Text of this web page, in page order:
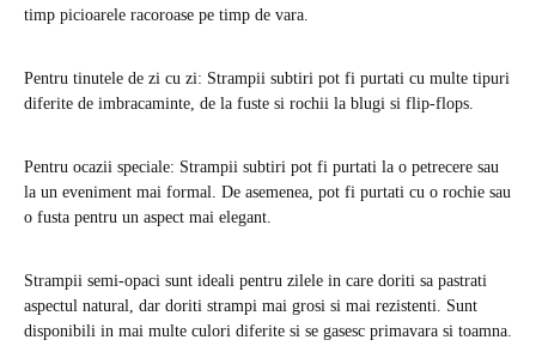
timp picioarele racoroase pe timp de vara.
Pentru tinutele de zi cu zi: Strampii subtiri pot fi purtati cu multe tipuri
diferite de imbracaminte, de la fuste si rochii la blugi si flip-flops.
Pentru ocazii speciale: Strampii subtiri pot fi purtati la o petrecere sau
la un eveniment mai formal. De asemenea, pot fi purtati cu o rochie sau
o fusta pentru un aspect mai elegant.
Strampii semi-opaci sunt ideali pentru zilele in care doriti sa pastrati
aspectul natural, dar doriti strampi mai grosi si mai rezistenti. Sunt
disponibili in mai multe culori diferite si se gasesc primavara si toamna.